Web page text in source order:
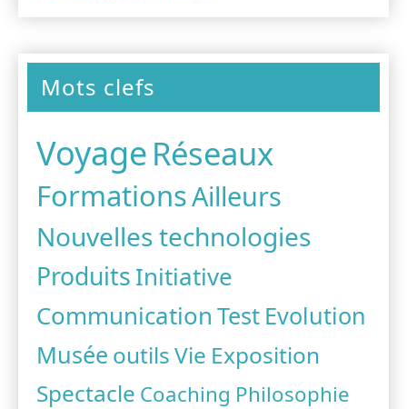
Mots clefs
VoyageRéseaux
FormationsAilleurs
Nouvelles technologies
ProduitsInitiative
Communication Test Evolution
Musée outilsVie Exposition
Spectacle Coaching Philosophie